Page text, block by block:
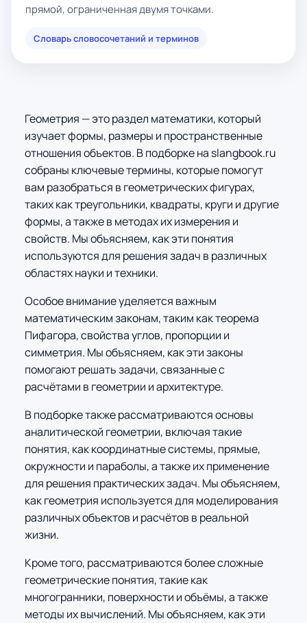
прямой, ограниченная двумя точками.
Словарь словосочетаний и терминов
Геометрия — это раздел математики, который
изучает формы, размеры и пространственные
отношения объектов. В подборке на slangbook.ru
собраны ключевые термины, которые помогут
вам разобраться в геометрических фигурах,
таких как треугольники, квадраты, круги и другие
формы, а также в методах их измерения и
свойств. Мы объясняем, как эти понятия
используются для решения задач в различных
областях науки и техники.
Особое внимание уделяется важным
математическим законам, таким как теорема
Пифагора, свойства углов, пропорции и
симметрия. Мы объясняем, как эти законы
помогают решать задачи, связанные с
расчётами в геометрии и архитектуре.
В подборке также рассматриваются основы
аналитической геометрии, включая такие
понятия, как координатные системы, прямые,
окружности и параболы, а также их применение
для решения практических задач. Мы объясняем,
как геометрия используется для моделирования
различных объектов и расчётов в реальной
жизни.
Кроме того, рассматриваются более сложные
геометрические понятия, такие как
многогранники, поверхности и объёмы, а также
методы их вычислений. Мы объясняем, как эти